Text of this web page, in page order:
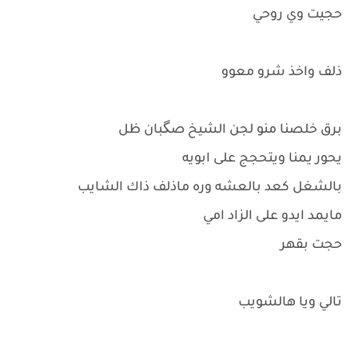
حجيت وي روحي
ذلف واخذ شرو معوو
برق خلصنا منو لجن الشيخ صگبان ظل
يحور يمنا ويتحجج على ابويه
بالشغل كعد بالعشه وره ماذلف ذاك الشايب
مايمد ايدو على الزاد امي
حجت بقهر
تالي ويا هالشويب